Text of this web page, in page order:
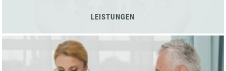
LEISTUNGEN